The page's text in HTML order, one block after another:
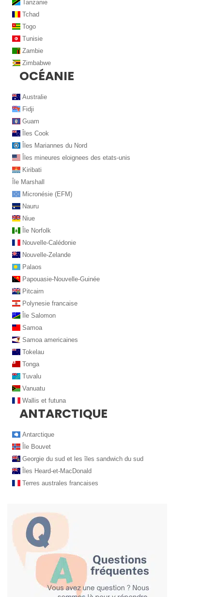
Tanzanie
Tchad
Togo
Tunisie
Zambie
Zimbabwe
OCÉANIE
Australie
Fidji
Guam
Îles Cook
Îles Mariannes du Nord
Îles mineures eloignees des etats-unis
Kiribati
Île Marshall
Micronésie (EFM)
Nauru
Niue
Île Norfolk
Nouvelle-Calédonie
Nouvelle-Zelande
Palaos
Papouasie-Nouvelle-Guinée
Pitcairn
Polynesie francaise
Île Salomon
Samoa
Samoa americaines
Tokelau
Tonga
Tuvalu
Vanuatu
Wallis et futuna
ANTARCTIQUE
Antarctique
Île Bouvet
Georgie du sud et les îles sandwich du sud
Îles Heard-et-MacDonald
Terres australes francaises